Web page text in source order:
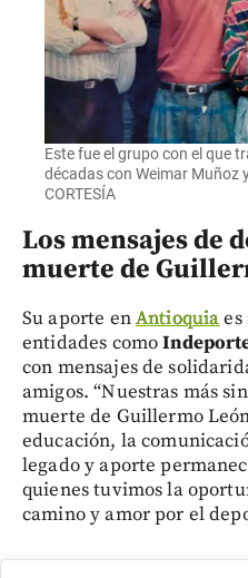
Este fue el grupo con el que
décadas con Weimar Muñoz
CORTESÍA
Los mensajes de
muerte de
Su aporte enAntioquia
entidades como
con mensajes de
amigos. “Nuestras más
muerte de Guillermo
educación, la
legado y aporte
quienes tuvimos la
camino y amor por el